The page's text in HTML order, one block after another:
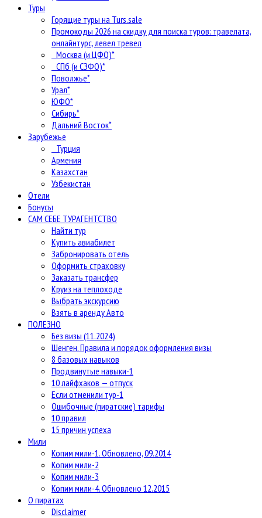
Туры
Горящие туры на Turs.sale
Промокоды 2026 на скидку для поиска туров: травелата,
онлайнтурс, левел тревел
Москва (и ЦФО)*
СПб (и СЗФО)*
Поволжье*
Урал*
ЮФО*
Сибирь*
Дальний Восток*
Зарубежье
Турция
Армения
Казахстан
Узбекистан
Отели
Бонусы
САМ СЕБЕ ТУРАГЕНТСТВО
Найти тур
Купить авиабилет
Забронировать отель
Оформить страховку
Заказать трансфер
Круиз на теплоходе
Выбрать экскурсию
Взять в аренду Авто
ПОЛЕЗНО
Без визы (11.2024)
Шенген. Правила и порядок оформления визы
8 базовых навыков
Продвинутые навыки-1
10 лайфхаков — отпуск
Если отменили тур-1
Ошибочные (пиратские) тарифы
10 правил
15 причин успеха
Мили
Копим мили-1. Обновлено, 09.2014
Копим мили-2
Копим мили-3
Копим мили-4. Обновлено 12.2015
О пиратах
Disclaimer